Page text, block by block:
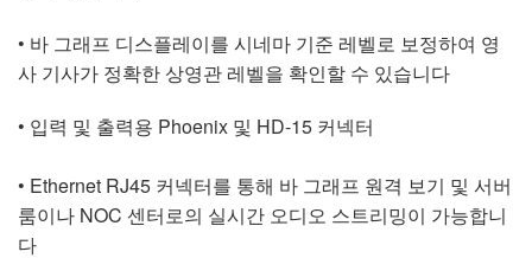
• 바 그래프 디스플레이를 시네마 기준 레벨로 보정하여 영
사 기사가 정확한 상영관 레벨을 확인할 수 있습니다
• 입력 및 출력용 Phoenix 및 HD-15 커넥터
• Ethernet RJ45 커넥터를 통해 바 그래프 원격 보기 및 서버
룸이나 NOC 센터로의 실시간 오디오 스트리밍이 가능합니
다